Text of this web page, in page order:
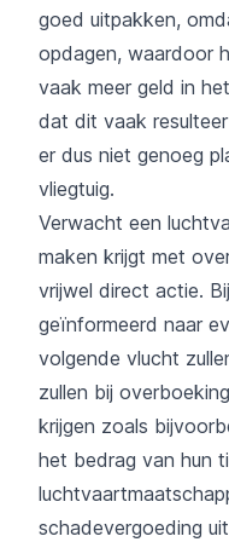
goed uitpakken,
opdagen, waardoor
vaak meer geld in
dat dit vaak
er dus niet genoeg
vliegtuig.
Verwacht een
maken krijgt met
vrijwel direct actie.
geïnformeerd naar
volgende vlucht
zullen bij
krijgen zoals
het bedrag van hun
schadevergoeding